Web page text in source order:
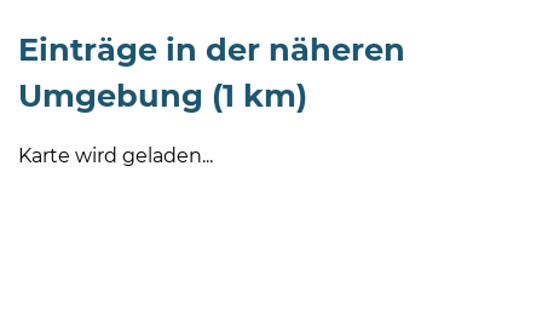
Uhr
und
Einträge in der näheren
Umgebung (1 km)
Karte wird geladen...